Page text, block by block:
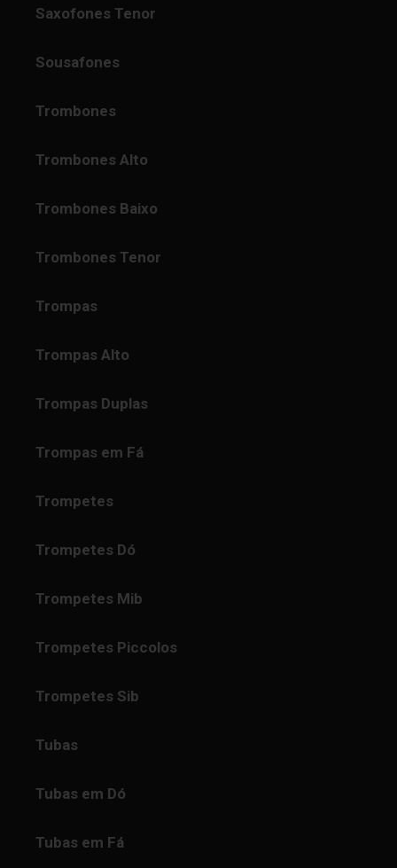
Saxofones Tenor
Sousafones
Trombones
Trombones Alto
Trombones Baixo
Trombones Tenor
Trompas
Trompas Alto
Trompas Duplas
Trompas em Fá
Trompetes
Trompetes Dó
Trompetes Mib
Trompetes Piccolos
Trompetes Sib
Tubas
Tubas em Dó
Tubas em Fá